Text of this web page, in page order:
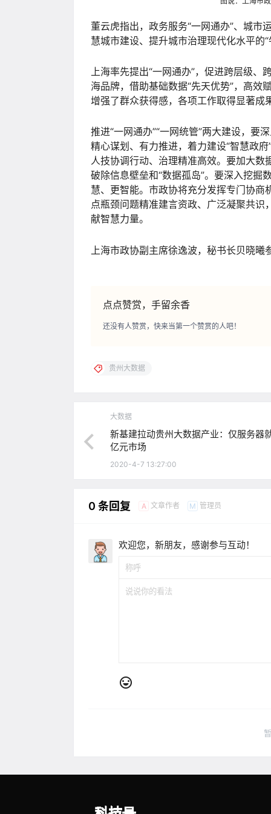
董云虎指出，政务服务“一网通办”、城市
慧城市建设、提升城市治理现代化水平的“
上海率先提出“一网通办”，促进跨层级
海品牌，借助基础数据“先天优势”，高
增强了群众获得感，各项工作取得显著成
推进“一网通办”“一网统管”两大建设，要
精心谋划、有力推进，着力建设“智慧政
人技协调行动、治理精准高效。要加大
破除信息壁垒和“数据孤岛”。要深入挖掘
慧、更智能。市政协将充分发挥专门协商
点瓶颈问题精准建言资政、广泛凝聚共
献智慧力量。
上海市政协副主席徐逸波，秘书长贝晓曦
点点赞赏，手留余香
还没有人赞赏，快来当第一个赞赏的人吧！
贵州大数据
大数据
新基建拉动贵州大数据产业：仅服务器
亿元市场
2020-4-7 13:27:00
0 条回复 A 文章作者 M 管理员
欢迎您，新朋友，感谢参与互动！